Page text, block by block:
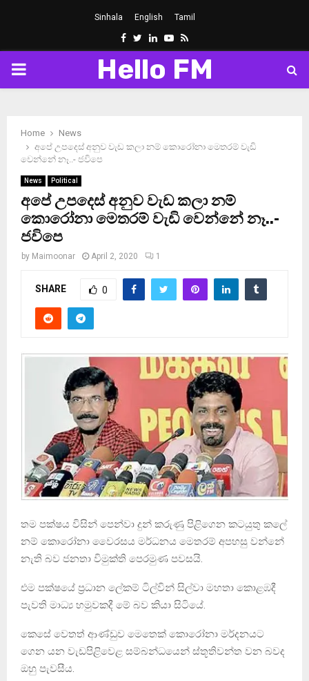
Sinhala English Tamil
Facebook
Twitter
LinkedinYoutube
Rss
PRIMARY
Hello FM
Home
News
අපේ උපදෙස් අනුව වැඩ කලා නම් කොරෝනා මෙතරම් වැඩි
වෙන්නේ නෑ..- ජවිපෙ
News Political
අපේ උපදෙස් අනුව වැඩ කලා නම්
කොරෝනා මෙතරම් වැඩි වෙන්නේ නෑ..-
ජවිපෙ
by Maimoonar April 2, 2020 1
SHARE 0
තම පක්ෂය විසින් පෙන්වා දුන් කරුණු පිළිගෙන කටයුතු කලේ
නම් කොරෝනා වෛරසය මර්ධනය මෙතරම් අපහසු වන්නේ
නැති බව ජනතා විමුක්ති පෙරමුණ පවසයි.
එම පක්ෂයේ ප්‍රධාන ලේකම් ටිල්වින් සිල්වා මහතා කොළඹදී
පැවති මාධ්‍ය හමුවකදී මේ බව කියා සිටියේ.
කෙසේ වෙතත් ආණ්ඩුව මෙතෙක් කොරෝනා මර්දනයට
ගෙන යන වැඩපිළිවෙළ සම්බන්ධයෙන් ස්තූතිවන්ත වන බවද
ඔහු පැවසීය.